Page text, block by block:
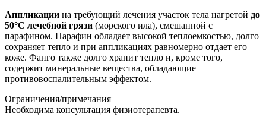
Аппликации на требующий лечения участок тела нагретой до
50°C лечебной грязи (морского ила), смешанной с
парафином. Парафин обладает высокой теплоемкостью, долго
сохраняет тепло и при аппликациях равномерно отдает его
коже. Фанго также долго хранит тепло и, кроме того,
содержит минеральные вещества, обладающие
противовоспалительным эффектом.
Ограничения/примечания
Необходима консультация физиотерапевта.